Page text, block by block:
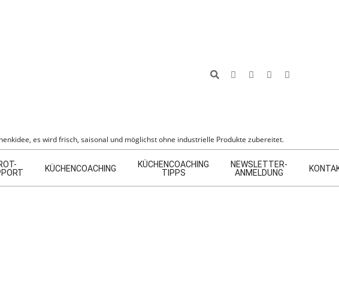
es wird frisch, saisonal und möglichst ohne industrielle Produkte zubereitet.
Search
KÜCHENCOACHING
KÜCHENCOACHING
TIPPS
NEWSLETTER-
ANMELDUNG